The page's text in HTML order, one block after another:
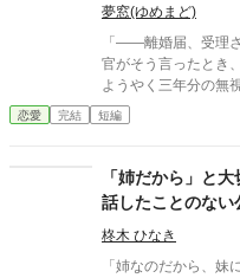
夢窓(ゆめまど)
「――離婚届、受理され
官がそう言ったとき、私は
ようやく三年分の無視に終止
婚”。 夫の顔も知ら
噂すらない。 だから、はい、離婚。勝手に。 白い結婚だったの
恋愛 完結 短編
「姉だから」と
話したことのない
かけられました〜
柊木 ひなき
「姉なのだから、妹に譲りなさい」